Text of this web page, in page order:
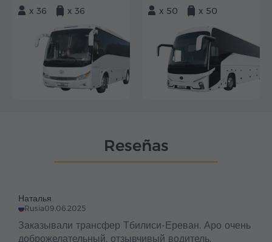
x 36
x 36
x 50
x 50
Reseñas
Наталья
Rusia09.06.2025
Заказывали трансфер Тбилиси-Ереван. Аро очень
доброжелательный, отзывчивый водитель.